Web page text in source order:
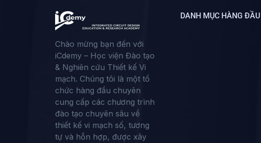
Chào mừng bạn đến với
iCdemy – Học viện Đào tạo
& Nghiên cứu Thiết kế Vi
mạch. Chúng tôi là một tổ
chức hàng đầu chuyên
cung cấp các chương trình
đào tạo chuyên sâu về
thiết kế vi mạch số, tương
tự và hỗn hợp, được xây
DANH MỤC HÀNG ĐẦU